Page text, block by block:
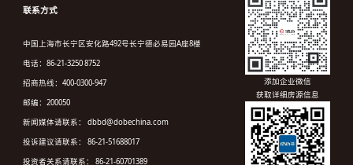
联系方式
中国上海市长宁区安化路492号长宁德必易园A座8楼
电话：86-21-3250 8752
招商热线：400-0300-947
邮编：200050
新闻媒体请联系： dbbd@dobechina.com
投诉建议请联系： 86-21-51688017
投资者关系请联系： 86-21-60701389
添加企业微信
获取详细房源信息